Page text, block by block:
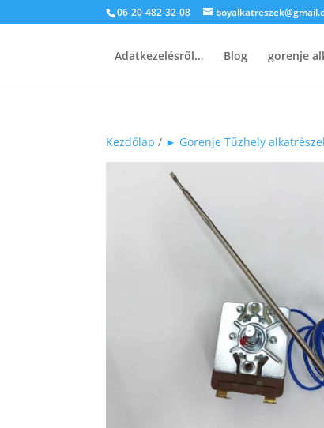
06-20-482-32-08
Adatkezelésről… Blog gorenje
Kezdőlap / ► Gorenje Tűzhely